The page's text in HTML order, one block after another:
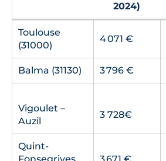
2024)
Toulouse
(31000)
4 071 €
Balma (31130) 3 796 €
Vigoulet –
Auzil
3 728€
Quint-